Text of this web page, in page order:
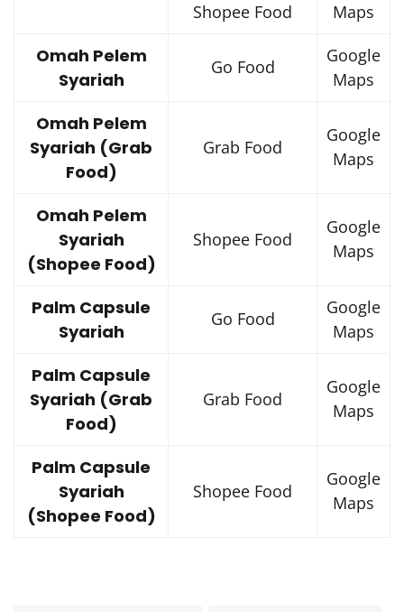
Shopee Food
Maps
Omah Pelem
Syariah
Go Food
Google
Maps
Omah Pelem
Syariah (Grab
Food)
Grab Food
Google
Maps
Omah Pelem
Syariah
(Shopee Food)
Shopee Food
Google
Maps
Palm Capsule
Syariah
Go Food
Google
Maps
Palm Capsule
Syariah (Grab
Food)
Grab Food
Google
Maps
Palm Capsule
Syariah
(Shopee Food)
Shopee Food
Google
Maps